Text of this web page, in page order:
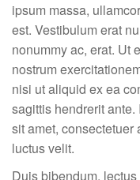
ipsum massa,
est. Vestibulum erat
nonummy ac, erat. Ut
nostrum
nisi ut aliquid ex ea
sagittis hendrerit
sit amet,
luctus velit.
Duis bibendum,